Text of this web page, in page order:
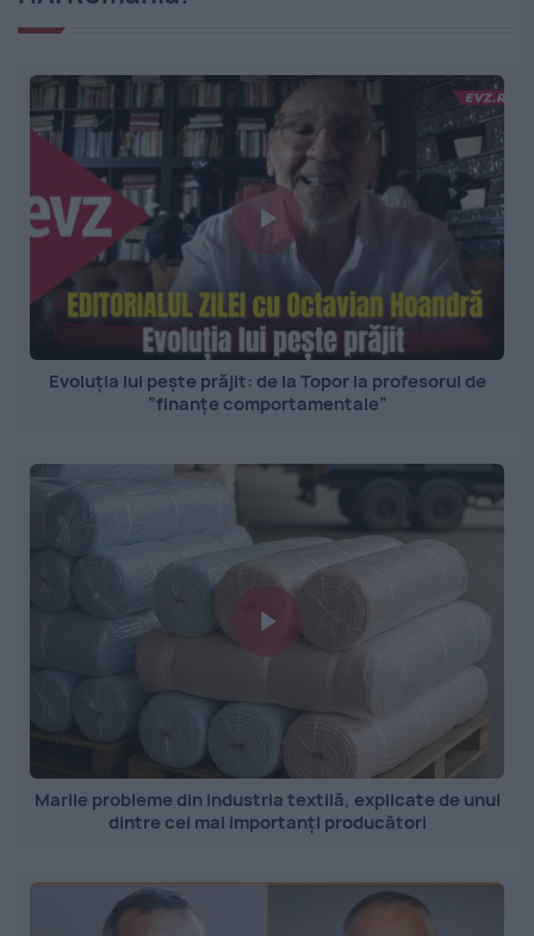
Evoluția lui pește prăjit: de la Topor la profesorul de
”finanțe comportamentale”
Marile probleme din industria textilă, explicate de unul
dintre cei mai importanți producători